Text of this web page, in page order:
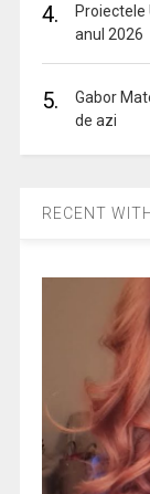
4.
Proiectele
anul 2026
5.
Gabor
de azi
RECENT